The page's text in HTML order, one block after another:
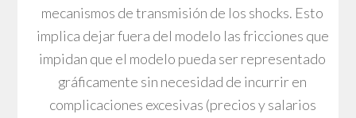
mecanismos de transmisión de los shocks. Esto
implica dejar fuera del modelo las fricciones que
impidan que el modelo pueda ser representado
gráficamente sin necesidad de incurrir en
complicaciones excesivas (precios y salarios